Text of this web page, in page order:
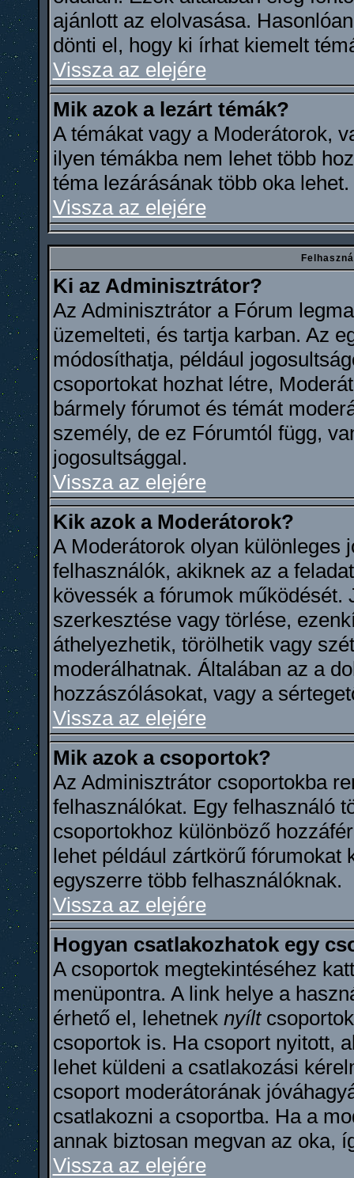
ajánlott az elolvasása.
dönti el, hogy ki írhat kiemelt
Vissza az elejére
Mik azok a lezárt témák?
A témákat vagy a Moderátorok,
ilyen témákba nem lehet több
téma lezárásának több oka lehet.
Vissza az elejére
Ki az Adminisztrátor?
Az Adminisztrátor a Fórum
üzemelteti, és tartja karban. Az
módosíthatja, például
csoportokat hozhat létre,
bármely fórumot és témát
személy, de ez Fórumtól függ,
jogosultsággal.
Vissza az elejére
Kik azok a Moderátorok?
A Moderátorok olyan különleges
felhasználók, akiknek az a
kövessék a fórumok
szerkesztése vagy törlése,
áthelyezhetik, törölhetik vagy
moderálhatnak. Általában az a
hozzászólásokat, vagy a
Vissza az elejére
Mik azok a csoportok?
Az Adminisztrátor csoportokba
felhasználókat. Egy felhasználó
csoportokhoz különböző
lehet például zártkörű fórumokat
egyszerre több felhasználóknak.
Vissza az elejére
Hogyan csatlakozhatok egy
A csoportok megtekintéséhez
menüpontra. A link helye a
érhető el, lehetnek nyílt
csoportok is. Ha csoport nyitott,
lehet küldeni a csatlakozási
csoport moderátorának
csatlakozni a csoportba. Ha a
annak biztosan megvan az oka,
Vissza az elejére